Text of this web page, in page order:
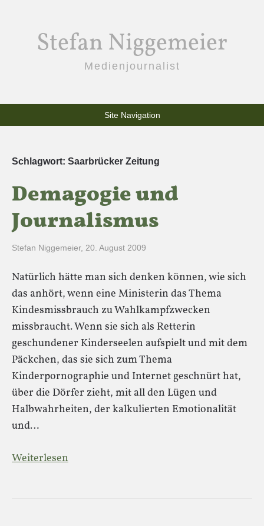
Stefan Niggemeier
Medienjournalist
Site Navigation
Schlagwort: Saarbrücker Zeitung
Demagogie und
Journalismus
Stefan Niggemeier, 20. August 2009
Natürlich hätte man sich denken können, wie sich
das anhört, wenn eine Ministerin das Thema
Kindesmissbrauch zu Wahlkampfzwecken
missbraucht. Wenn sie sich als Retterin
geschundener Kinderseelen aufspielt und mit dem
Päckchen, das sie sich zum Thema
Kinderpornographie und Internet geschnürt hat,
über die Dörfer zieht, mit all den Lügen und
Halbwahrheiten, der kalkulierten Emotionalität
und…
Weiterlesen